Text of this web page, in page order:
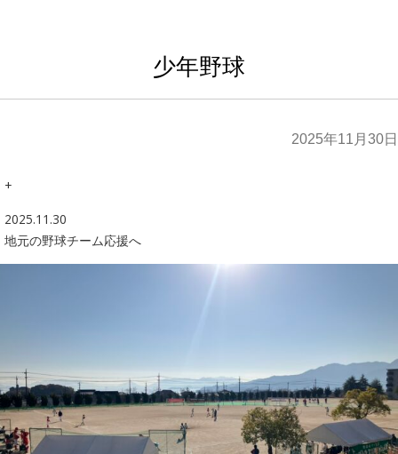
少年野球
2025年11月30日
+
2025.11.30
地元の野球チーム応援へ